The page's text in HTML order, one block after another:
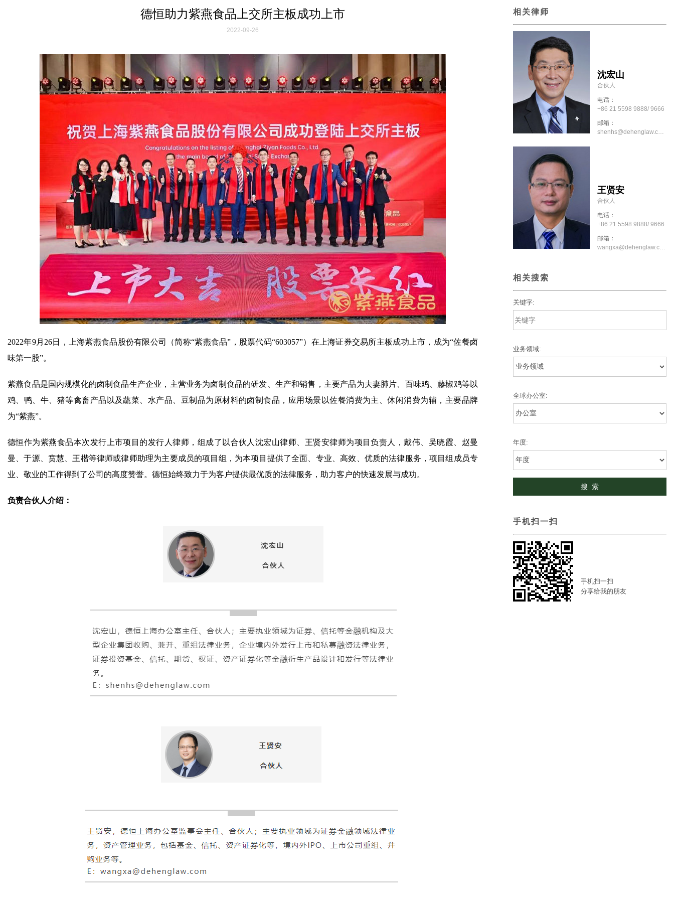
德恒助力紫燕食品上交所主板成功上市
2022-09-26
2022年9月26日，上海紫燕食品股份有限公司（简称“紫燕食品”，股票代码“603057”）在上海证券交易所主板成功上市，成为“佐餐卤
味第一股”。
紫燕食品是国内规模化的卤制食品生产企业，主营业务为卤制食品的研发、生产和销售，主要产品为夫妻肺片、百味鸡、藤椒鸡等以
鸡、鸭、牛、猪等禽畜产品以及蔬菜、水产品、豆制品为原材料的卤制食品，应用场景以佐餐消费为主、休闲消费为辅，主要品牌
为“紫燕”。
德恒作为紫燕食品本次发行上市项目的发行人律师，组成了以合伙人沈宏山律师、王贤安律师为项目负责人，戴伟、吴晓霞、赵曼
曼、于源、贲慧、王楷等律师或律师助理为主要成员的项目组，为本项目提供了全面、专业、高效、优质的法律服务，项目组成员专
业、敬业的工作得到了公司的高度赞誉。德恒始终致力于为客户提供最优质的法律服务，助力客户的快速发展与成功。
负责合伙人介绍：
相关律师
沈宏山
合伙人
电话：
+86 21 5598 9888/ 9666
邮箱：
shenhs@dehenglaw.com
王贤安
合伙人
电话：
+86 21 5598 9888/ 9666
邮箱：
wangxa@dehenglaw.com
相关搜索
关键字:
业务领域:
全球办公室:
年度:
手机扫一扫
手机扫一扫
分享给我的朋友